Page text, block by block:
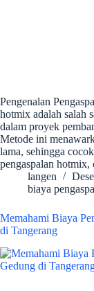
Pengenalan
hotmix adalah salah
dalam proyek
Metode ini
lama, sehingga
pengaspalan
langen
biaya
Memahami Biaya
di Tangerang